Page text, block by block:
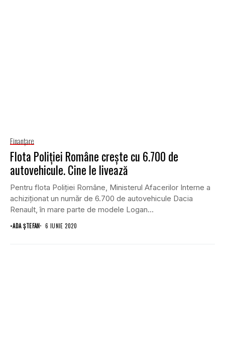
Finanţare
Flota Poliției Române crește cu 6.700 de
autovehicule. Cine le livează
Pentru flota Poliției Române, Ministerul Afacerilor Interne a
achiziționat un număr de 6.700 de autovehicule Dacia
Renault, în mare parte de modele Logan...
•ADA ȘTEFAN 6 IUNIE 2020